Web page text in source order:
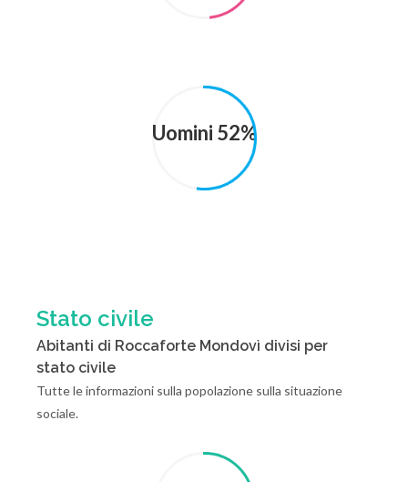
Uomini 52%
Stato civile
Abitanti di Roccaforte Mondovì divisi per
stato civile
Tutte le informazioni sulla popolazione sulla situazione
sociale.